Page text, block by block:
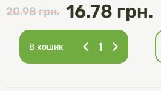
20.98 грн. 16.78 грн.
В кошик